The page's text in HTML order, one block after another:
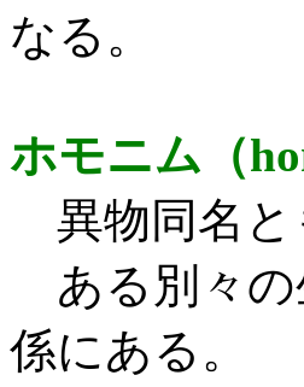
なる。
ホモニム（
異物同名と
ある別々の
係にある。